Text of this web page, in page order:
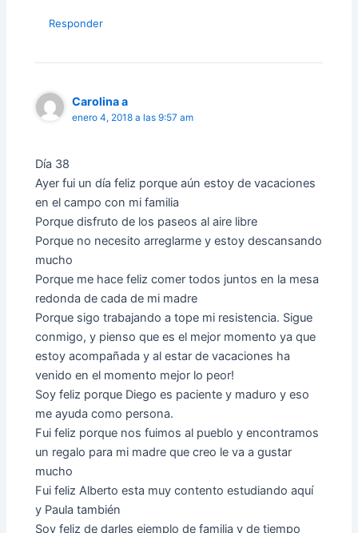
Responder
Carolina a
enero 4, 2018 a las 9:57 am
Día 38
Ayer fui un día feliz porque aún estoy de vacaciones
en el campo con mi familia
Porque disfruto de los paseos al aire libre
Porque no necesito arreglarme y estoy descansando
mucho
Porque me hace feliz comer todos juntos en la mesa
redonda de cada de mi madre
Porque sigo trabajando a tope mi resistencia. Sigue
conmigo, y pienso que es el mejor momento ya que
estoy acompañada y al estar de vacaciones ha
venido en el momento mejor lo peor!
Soy feliz porque Diego es paciente y maduro y eso
me ayuda como persona.
Fui feliz porque nos fuimos al pueblo y encontramos
un regalo para mi madre que creo le va a gustar
mucho
Fui feliz Alberto esta muy contento estudiando aquí
y Paula también
Soy feliz de darles ejemplo de familia y de tiempo